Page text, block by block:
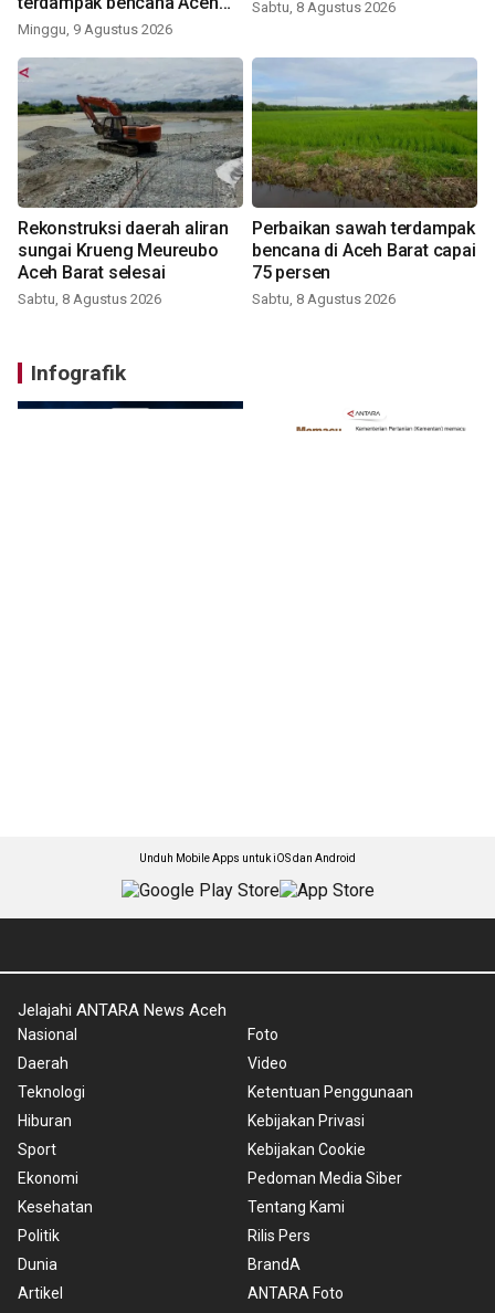
Barat
Minggu, 9 Agustus 2026
Sabtu, 8 Agustus 2026
Rekonstruksi daerah aliran
sungai Krueng Meureubo
Aceh Barat selesai
Sabtu, 8 Agustus 2026
Perbaikan sawah terdampak
bencana di Aceh Barat capai
75 persen
Sabtu, 8 Agustus 2026
Infografik
Unduh Mobile Apps untuk iOS dan Android
Jelajahi ANTARA News Aceh
Nasional
Daerah
Teknologi
Hiburan
Sport
Ekonomi
Kesehatan
Politik
Dunia
Artikel
Foto
Video
Ketentuan Penggunaan
Kebijakan Privasi
Kebijakan Cookie
Pedoman Media Siber
Tentang Kami
Rilis Pers
BrandA
ANTARA Foto